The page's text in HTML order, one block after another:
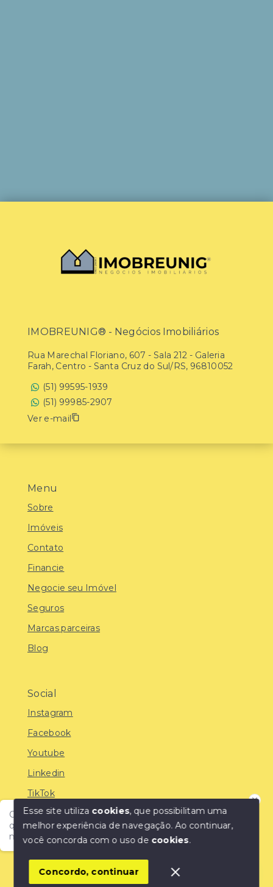
Olá! Encontre o imóvel ideal com a IMOBREUNIG®:
qualidade, confiança e as melhores oportunidades do
mercado!
Menu
Sobre
Imóveis
Contato
Financie
Negocie seu Imóvel
Seguros
Marcas parceiras
Blog
Social
Instagram
Facebook
Youtube
Linkedin
TikTok
© Copyright 2026 - IMOBREUNIG® - Negócios
SITE PARA IMOBILIARIA
IMOBREUNIG® - Negócios Imobiliários
Rua Marechal Floriano, 607 - Sala 212 - Galeria
Farah, Centro - Santa Cruz do Sul/RS, 96810052
(51) 99595-1939
(51) 99985-2907
Ver e-mail
Esse site utiliza cookies, que possibilitam uma
melhor experiência de navegação.Ao continuar,
você concorda com o uso de cookies.
Concordo, continuar